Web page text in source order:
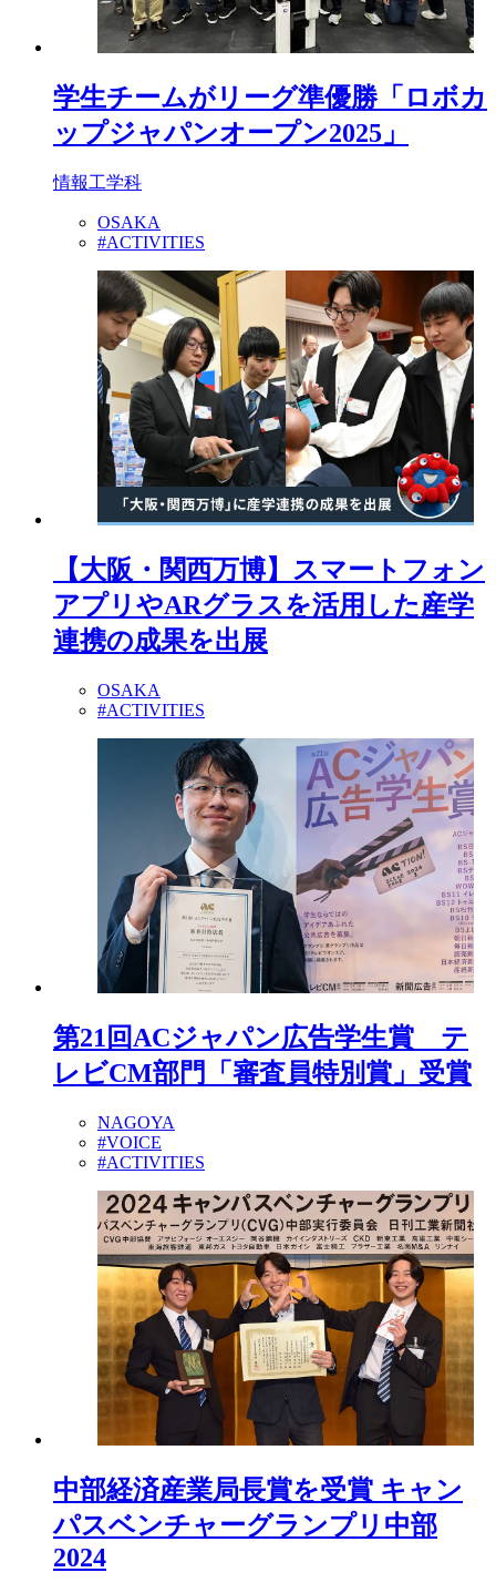
学生チームがリーグ準優勝「ロボカ
ップジャパンオープン2025」
情報工学科
OSAKA
#ACTIVITIES
【大阪・関西万博】スマートフォン
アプリやARグラスを活用した産学
連携の成果を出展
OSAKA
#ACTIVITIES
第21回ACジャパン広告学生賞 テ
レビCM部門「審査員特別賞」受賞
NAGOYA
#VOICE
#ACTIVITIES
中部経済産業局長賞を受賞 キャン
パスベンチャーグランプリ中部
2024